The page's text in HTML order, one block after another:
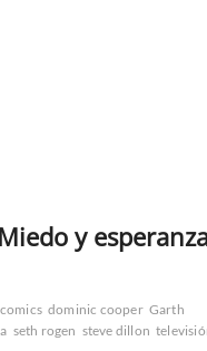
y
comics dominic cooper Garth
seth rogen steve dillon